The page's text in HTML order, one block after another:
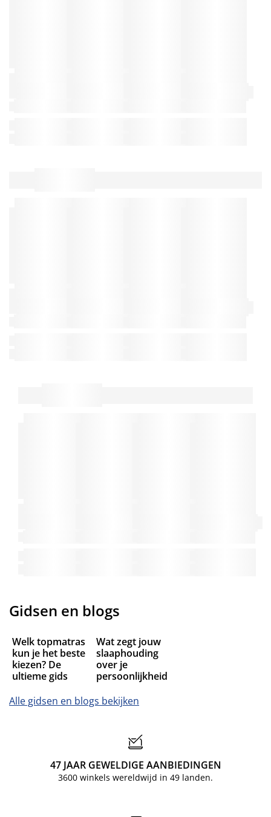
Gidsen en blogs
Welk topmatras
kun je het beste
kiezen? De
ultieme gids
Wat zegt jouw
slaaphouding
over je
persoonlijkheid
Alle gidsen en blogs bekijken
47 JAAR GEWELDIGE AANBIEDINGEN
3600 winkels wereldwijd in 49 landen.